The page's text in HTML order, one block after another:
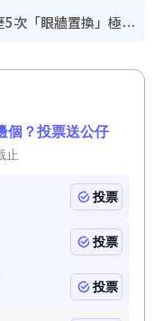
颱風白海豚料周日襲浙江！經歷5次「眼牆置換」極罕見 成登陸內地最長途颱風